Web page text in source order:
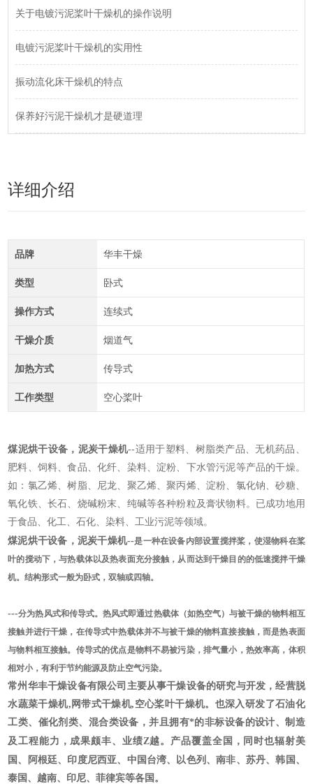
关于电镀污泥桨叶干燥机的操作说明
电镀污泥桨叶干燥机的实用性
振动流化床干燥机的特点
保养好污泥干燥机才是硬道理
详细介绍
品牌 华丰干燥
类型 卧式
操作方式 连续式
干燥介质 烟道气
加热方式 传导式
工作类型 空心桨叶
煤泥烘干设备，泥炭干燥机--适用于塑料、树脂类产品、无机药品、
肥料、饲料、食品、化纤、染料、淀粉、下水管污泥等产品的干燥。
如：氯乙烯、树脂、尼龙、聚乙烯、聚丙烯、淀粉、氯化钠、砂糖、
氧化铁、长石、烧碱粉末、纯碱等各种粉粒及膏状物料。已成功地用
于食品、化工、石化、染料、工业污泥等领域。
煤泥烘干设备，泥炭干燥机--是一种在设备内部设置搅拌桨，使湿物科在桨
叶的搅动下，与热载体以及热表面充分接触，从而达到干燥目的的低速搅拌干燥
机。结构形式一般为卧式，双轴或四轴。
---分为热风式和传导式。热风式即通过热载体（如热空气）与被干燥的物料相互
接触并进行干燥，在传导式中热载体并不与被干燥的物料直接接触，而是热表面
与物料相互接触。传导式的优点是物料不易被污染，排气量小，热效率高，体积
相对小，有利于节约能源及防止空气污染。
常州华丰干燥设备有限公司主要从事干燥设备的研究与开发，经营脱
水蔬菜干燥机,网带式干燥机,空心桨叶干燥机。也深入研发了石油化
工类、催化剂类、混合类设备，并且拥有*的非标设备的设计、制造
及工程能力，成果颇丰、业绩Z越。产品覆盖全国，同时也辐射美
国、阿根廷、印度尼西亚、中国台湾、以色列、南非、苏丹、韩国、
泰国、越南、印尼、菲律宾等各国。